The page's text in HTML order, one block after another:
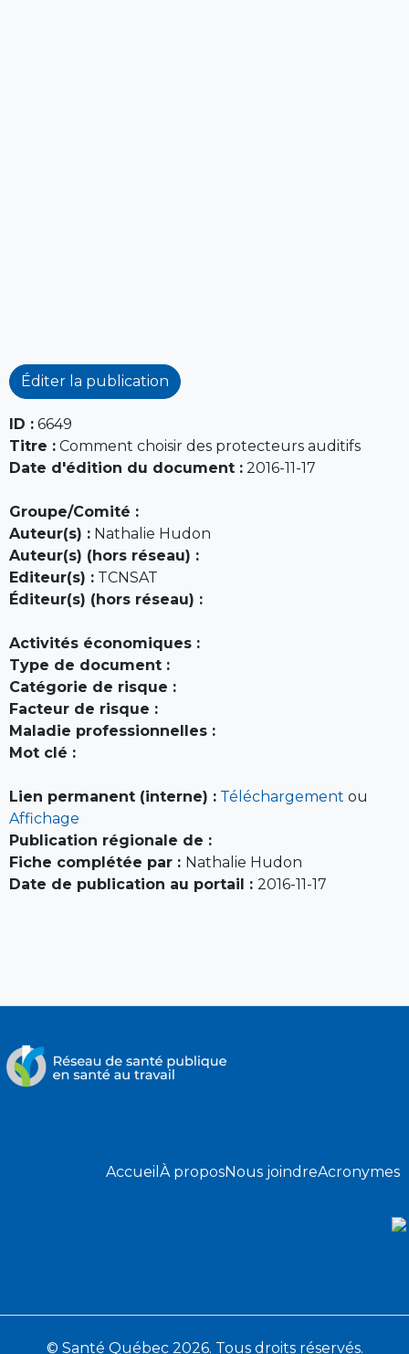
Éditer la publication
ID : 6649
Titre : Comment choisir des protecteurs auditifs
Date d'édition du document : 2016-11-17
Groupe/Comité :
Auteur(s) : Nathalie Hudon
Auteur(s) (hors réseau) :
Editeur(s) : TCNSAT
Éditeur(s) (hors réseau) :
Activités économiques :
Type de document :
Catégorie de risque :
Facteur de risque :
Maladie professionnelles :
Mot clé :
Lien permanent (interne) : Téléchargement ou
Affichage
Publication régionale de :
Fiche complétée par : Nathalie Hudon
Date de publication au portail : 2016-11-17
Accueil À proposNous joindreAcronymes
© Santé Québec 2026. Tous droits réservés.